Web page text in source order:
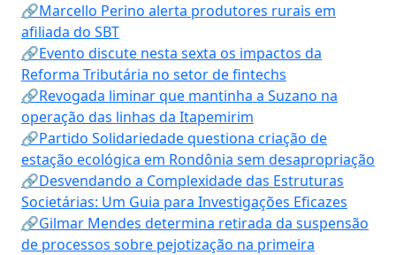
🔗Marcello Perino alerta produtores rurais em
afiliada do SBT
🔗Evento discute nesta sexta os impactos da
Reforma Tributária no setor de fintechs
🔗Revogada liminar que mantinha a Suzano na
operação das linhas da Itapemirim
🔗Partido Solidariedade questiona criação de
estação ecológica em Rondônia sem desapropriação
🔗Desvendando a Complexidade das Estruturas
Societárias: Um Guia para Investigações Eficazes
🔗Gilmar Mendes determina retirada da suspensão
de processos sobre pejotização na primeira